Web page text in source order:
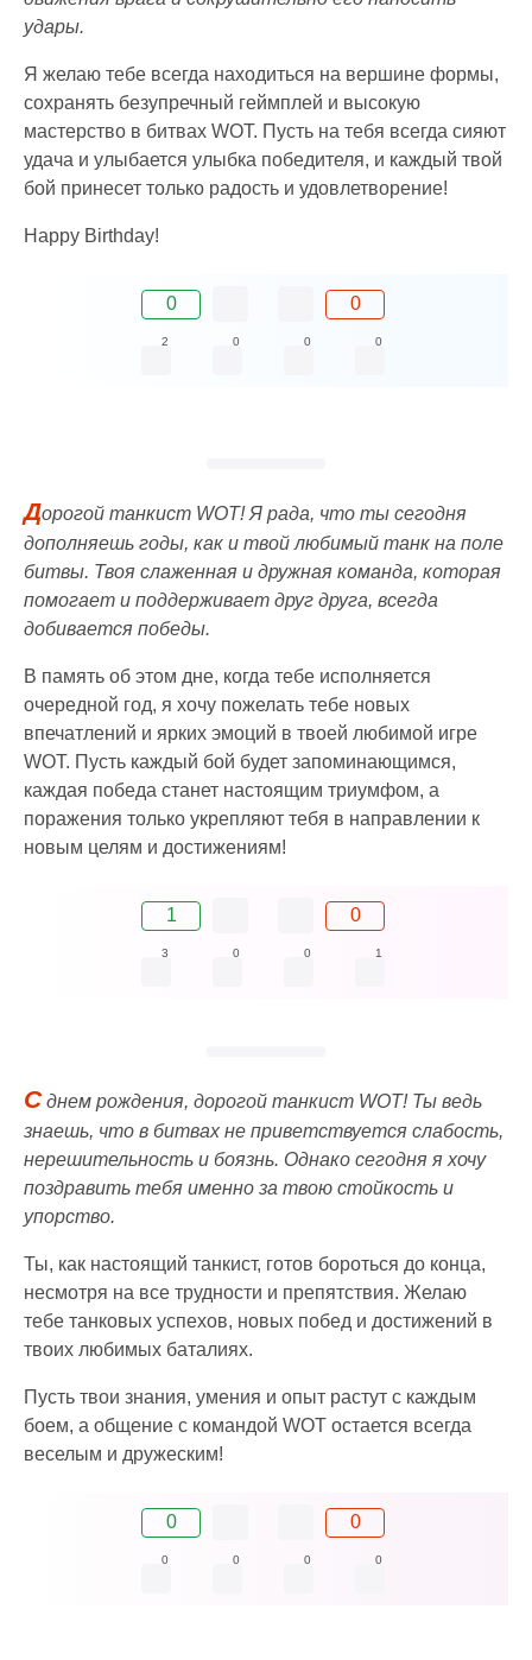
удары.
Я желаю тебе всегда находиться на вершине формы,
сохранять безупречный геймплей и высокую
мастерство в битвах WOT. Пусть на тебя всегда сияют
удача и улыбается улыбка победителя, и каждый твой
бой принесет только радость и удовлетворение!
Happy Birthday!
0 0
2 0 0 0
Дорогой танкист WOT! Я рада, что ты сегодня
дополняешь годы, как и твой любимый танк на поле
битвы. Твоя слаженная и дружная команда, которая
помогает и поддерживает друг друга, всегда
добивается победы.
В память об этом дне, когда тебе исполняется
очередной год, я хочу пожелать тебе новых
впечатлений и ярких эмоций в твоей любимой игре
WOT. Пусть каждый бой будет запоминающимся,
каждая победа станет настоящим триумфом, а
поражения только укрепляют тебя в направлении к
новым целям и достижениям!
1 0
3 0 0 1
Сднем рождения, дорогой танкист WOT! Ты ведь
знаешь, что в битвах не приветствуется слабость,
нерешительность и боязнь. Однако сегодня я хочу
поздравить тебя именно за твою стойкость и
упорство.
Ты, как настоящий танкист, готов бороться до конца,
несмотря на все трудности и препятствия. Желаю
тебе танковых успехов, новых побед и достижений в
твоих любимых баталиях.
Пусть твои знания, умения и опыт растут с каждым
боем, а общение с командой WOT остается всегда
веселым и дружеским!
0 0
0 0 0 0